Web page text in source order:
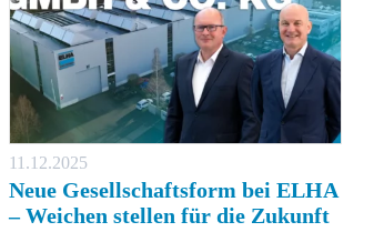
11.12.2025
Neue Gesellschaftsform bei ELHA
– Weichen stellen für die Zukunft